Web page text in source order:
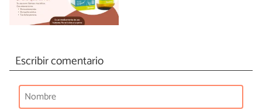
Escribir comentario